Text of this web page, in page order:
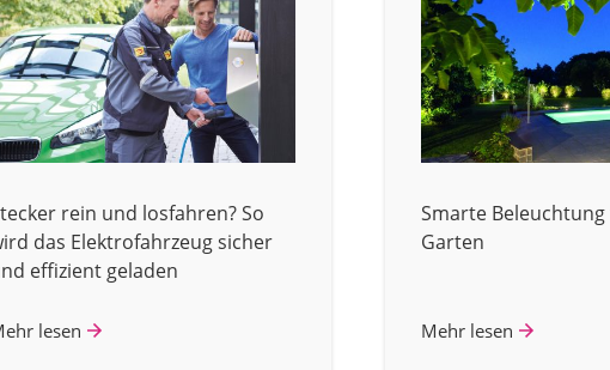
rein und losfahren? So
das Elektrofahrzeug sicher
effizient geladen
lesen
Smarte
Garten
Mehr lesen